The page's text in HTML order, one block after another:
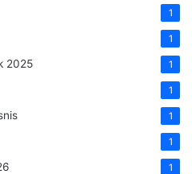
1
1
2025 1
1
1
1
1